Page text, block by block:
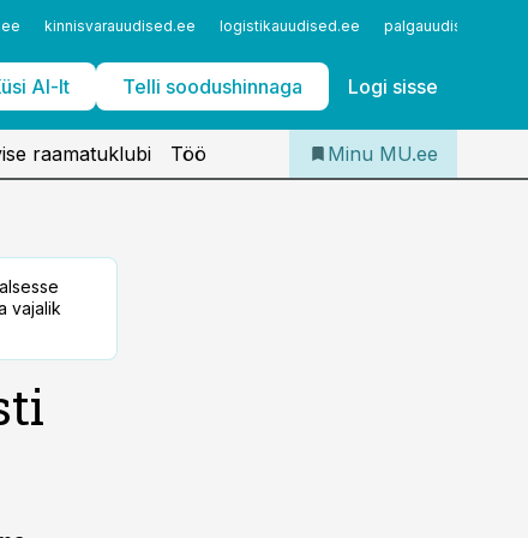
kinnisvarauudised.ee logistikauudised.ee palgauudised.ee
AI-lt Telli soodushinnaga Logi sisse
Iseteenindus
Telli Meditsiiniuudised
raamatuklubi Töö Minu MU.ee
vajalik